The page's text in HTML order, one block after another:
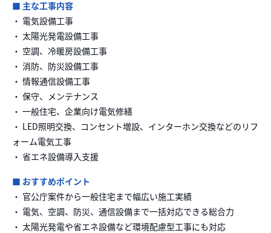
■ 主な工事内容
・ 電気設備工事
・ 太陽光発電設備工事
・ 空調、冷暖房設備工事
・ 消防、防災設備工事
・ 情報通信設備工事
・ 保守、メンテナンス
・ 一般住宅、企業向け電気修繕
・ LED照明交換、コンセント増設、インターホン交換などのリフ
ォーム電気工事
・ 省エネ設備導入支援
■ おすすめポイント
・ 官公庁案件から一般住宅まで幅広い施工実績
・ 電気、空調、防災、通信設備まで一括対応できる総合力
・ 太陽光発電や省エネ設備など環境配慮型工事にも対応